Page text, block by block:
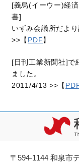
[義烏(イーウー)経
書]
いずみ会議所だよ
>>【 PDF】
[日刊工業新聞社]で
ました。
2011/4/13 >>【
〒594-1144 和泉市